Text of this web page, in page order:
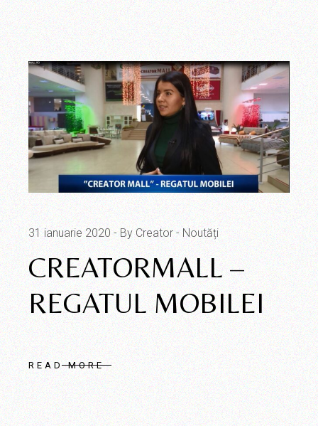
31 ianuarie 2020 By Creator Noutăți
CREATORMALL –
REGATUL MOBILEI
READ MORE